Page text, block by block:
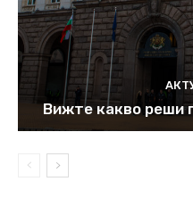
Вижте какво реши